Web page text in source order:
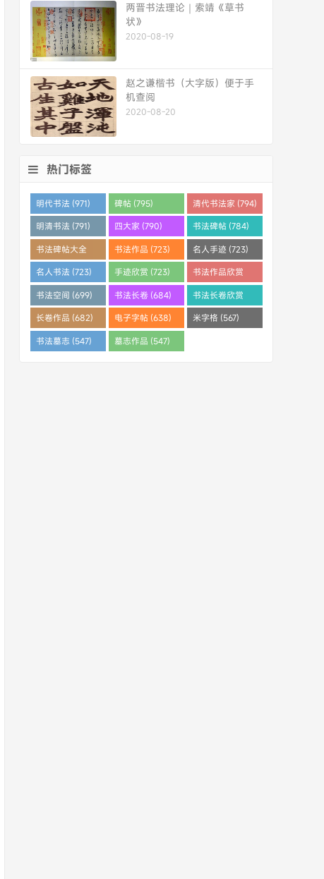
两晋书法理论｜索靖《草书
状》
2020-08-19
赵之谦楷书（大字版）便于手
机查阅
2020-08-20
热门标签
明代书法 (971) 碑帖 (795) 清代书法家 (794)
明清书法 (791) 四大家 (790) 书法碑帖 (784)
书法碑帖大全
(784)
书法作品 (723) 名人手迹 (723)
名人书法 (723) 手迹欣赏 (723)
书法作品欣赏
(710)
书法空间 (699) 书法长卷 (684)
书法长卷欣赏
(682)
长卷作品 (682) 电子字帖 (638) 米字格 (567)
书法墓志 (547) 墓志作品 (547)